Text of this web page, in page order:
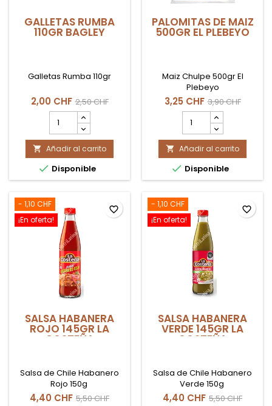
GALLETAS RUMBA
110GR BAGLEY
Galletas Rumba 110gr
2,00 CHF 2,50 CHF
cantidad
del
producto
GALLETAS
RUMBA
110gr
BAGLEY
 Añadir al carrito
 Disponible
PALOMITAS DE MAIZ
500GR EL PLEBEYO
Maiz Chulpe 500gr El
Plebeyo
3,25 CHF 3,90 CHF
cantidad
del
producto
PALOMITAS
DE
MAIZ
500GR
PLEBEYO
 Añadir al carrito
 Disponible
- 1,10 CHF
¡En oferta!
SALSA HABANERA
ROJO 145GR LA
COSTEÑA
Salsa de Chile Habanero
Rojo 150g
4,40 CHF 5,50 CHF
favorite_border
- 1,10 CHF
¡En oferta!
SALSA HABANERA
VERDE 145GR LA
COSTEÑA
Salsa de Chile Habanero
Verde 150g
4,40 CHF 5,50 CHF
favorite_border